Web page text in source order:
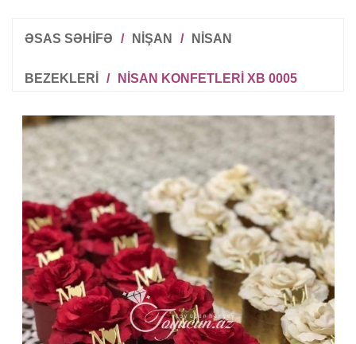
ƏSAS SƏHİFƏ / NIŞAN / NISAN
BEZEKLERI / NISAN KONFETLERI XB 0005